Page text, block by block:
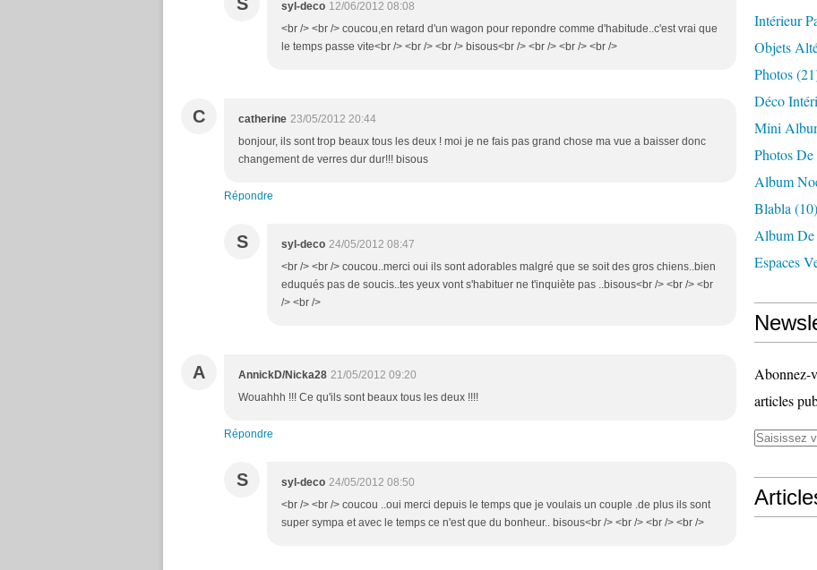
syl-deco 12/06/2012 08:08
<br /> <br /> coucou,en retard d'un wagon pour repondre comme d'habitude..c'est vrai que
le temps passe vite<br /> <br /> <br /> bisous<br /> <br /> <br /> <br />
C catherine 23/05/2012 20:44
bonjour, ils sont trop beaux tous les deux ! moi je ne fais pas grand chose ma vue a baisser donc
changement de verres dur dur!!! bisous
Répondre
S syl-deco 24/05/2012 08:47
<br /> <br /> coucou..merci oui ils sont adorables malgré que se soit des gros chiens..bien
eduqués pas de soucis..tes yeux vont s'habituer ne t'inquiète pas ..bisous<br /> <br /> <br
/> <br />
A AnnickD/Nicka28 21/05/2012 09:20
Wouahhh !!! Ce qu'ils sont beaux tous les deux !!!!
Répondre
S syl-deco 24/05/2012 08:50
<br /> <br /> coucou ..oui merci depuis le temps que je voulais un couple .de plus ils sont
super sympa et avec le temps ce n'est que du bonheur.. bisous<br /> <br /> <br /> <br />
Intérieur
Objets
Photos
Déco
Mini
Photos
Album
Blabla (10)
Album De
Espaces
Abonnez-
articles